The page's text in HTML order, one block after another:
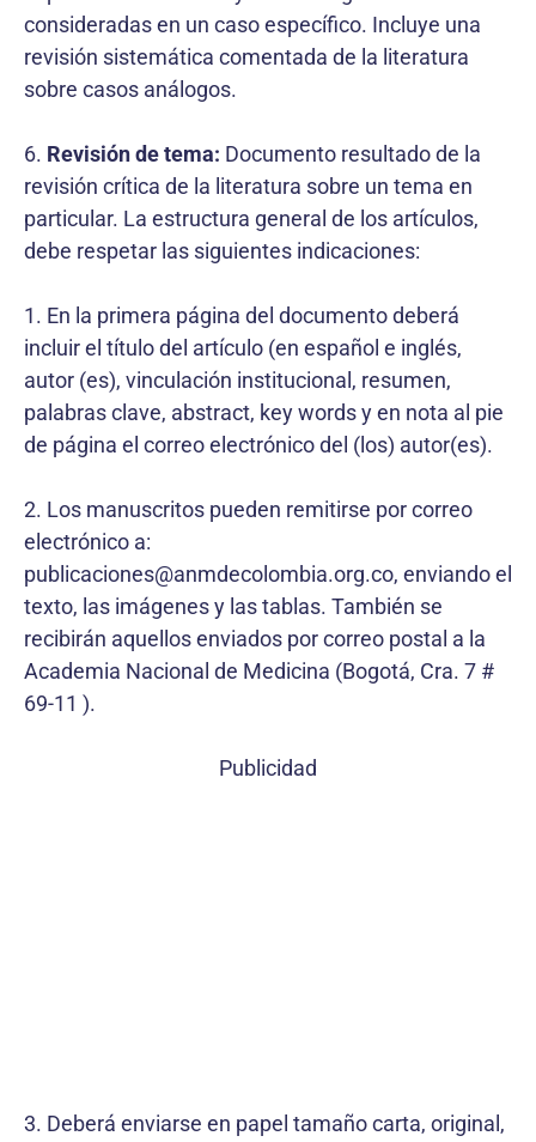
consideradas en un caso específico. Incluye una
revisión sistemática comentada de la literatura
sobre casos análogos.
6. Revisión de tema: Documento resultado de la
revisión crítica de la literatura sobre un tema en
particular. La estructura general de los artículos,
debe respetar las siguientes indicaciones:
1. En la primera página del documento deberá
incluir el título del artículo (en español e inglés,
autor (es), vinculación institucional, resumen,
palabras clave, abstract, key words y en nota al pie
de página el correo electrónico del (los) autor(es).
2. Los manuscritos pueden remitirse por correo
electrónico a:
publicaciones@anmdecolombia.org.co, enviando el
texto, las imágenes y las tablas. También se
recibirán aquellos enviados por correo postal a la
Academia Nacional de Medicina (Bogotá, Cra. 7 #
69-11 ).
Publicidad
3. Deberá enviarse en papel tamaño carta, original,